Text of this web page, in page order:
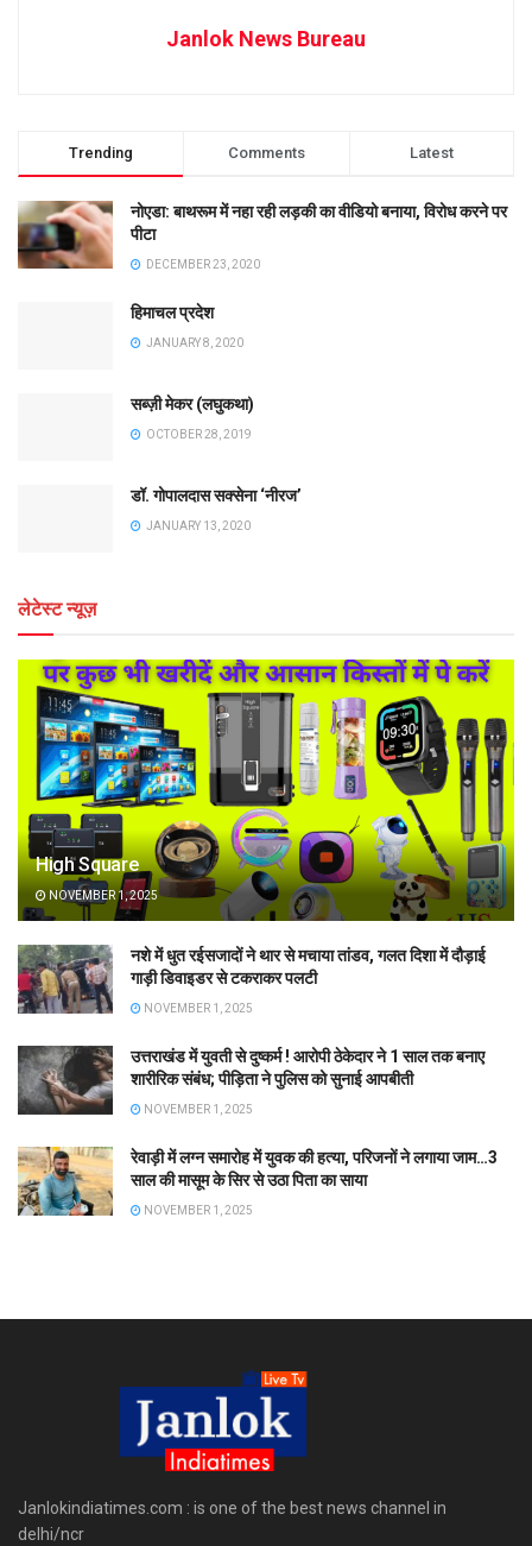
Janlok News Bureau
Trending Comments Latest
नोएडा: बाथरूम में नहा रही लड़की का वीडियो बनाया, विरोध करने पर
पीटा
DECEMBER 23, 2020
हिमाचल प्रदेश
JANUARY 8, 2020
सब्ज़ी मेकर (लघुकथा)
OCTOBER 28, 2019
डॉ. गोपालदास सक्सेना ‘नीरज’
JANUARY 13, 2020
लेटेस्ट न्यूज़
High Square
NOVEMBER 1, 2025
नशे में धुत रईसजादों ने थार से मचाया तांडव, गलत दिशा में दौड़ाई
गाड़ी डिवाइडर से टकराकर पलटी
NOVEMBER 1, 2025
उत्तराखंड में युवती से दुष्कर्म ! आरोपी ठेकेदार ने 1 साल तक बनाए
शारीरिक संबंध; पीड़िता ने पुलिस को सुनाई आपबीती
NOVEMBER 1, 2025
रेवाड़ी में लग्न समारोह में युवक की हत्या, परिजनों ने लगाया जाम…3
साल की मासूम के सिर से उठा पिता का साया
NOVEMBER 1, 2025
Janlokindiatimes.com : is one of the best news channel in
delhi/ncr